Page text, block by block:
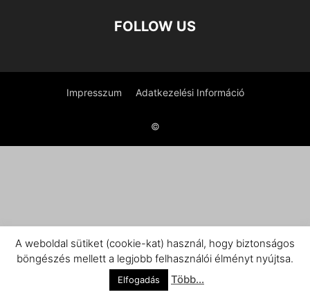
FOLLOW US
Impresszum Adatkezelési Információ
©
A weboldal sütiket (cookie-kat) használ, hogy biztonságos
böngészés mellett a legjobb felhasználói élményt nyújtsa.
Elfogadás Több...